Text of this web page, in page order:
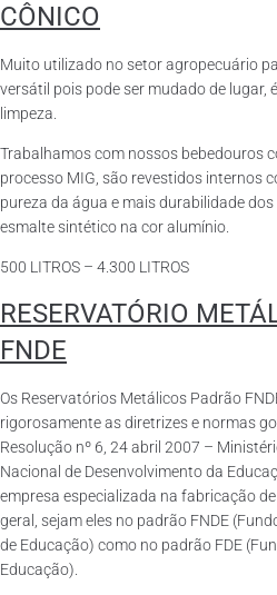
CÔNICO
Muito utilizado no setor agropecuário
versátil pois pode ser mudado de lugar,
limpeza.
Trabalhamos com nossos bebedouros
processo MIG, são revestidos internos
pureza da água e mais durabilidade
esmalte sintético na cor alumínio.
500 LITROS – 4.300 LITROS
RESERVATÓRIO
FNDE
Os Reservatórios Metálicos Padrão
rigorosamente as diretrizes e normas
Resolução nº 6, 24 abril 2007 –
Nacional de Desenvolvimento da
empresa especializada na fabricação
geral, sejam eles no padrão FNDE
de Educação) como no padrão FDE
Educação).